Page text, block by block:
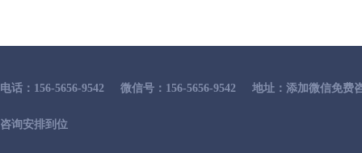
电话：156-5656-9542 微信号：156-5656-9542 地址：添加微信免费
咨询安排到位